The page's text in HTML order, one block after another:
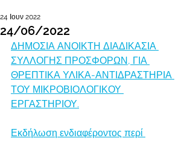
24/06/2022
24 Ιουν 2022
ΔΗΜΟΣΙΑ ΑΝΟΙΚΤΗ ΔΙΑΔΙΚΑΣΙΑ
ΣΥΛΛΟΓΗΣ ΠΡΟΣΦΟΡΩΝ, ΓΙΑ
ΘΡΕΠΤΙΚΑ ΥΛΙΚΑ-ΑΝΤΙΔΡΑΣΤΗΡΙΑ
ΤΟΥ ΜΙΚΡΟΒΙΟΛΟΓΙΚΟΥ
ΕΡΓΑΣΤΗΡΙΟΥ.
Εκδήλωση ενδιαφέροντος περί